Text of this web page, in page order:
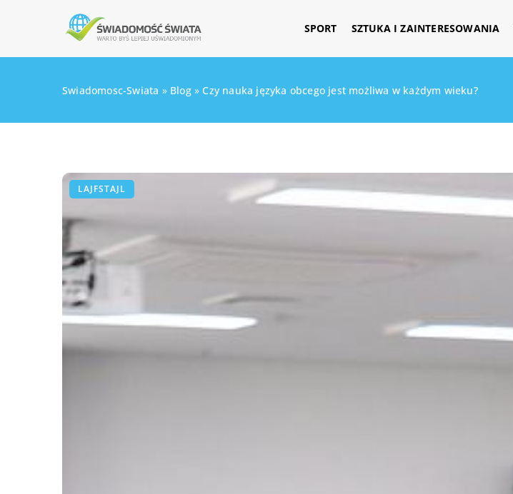
SPORT SZTUKA I ZAINTERESOWANIA
Swiadomosc-Swiata » Blog» Czy nauka języka obcego jest możliwa w każdym wieku?
LAJFSTAJL